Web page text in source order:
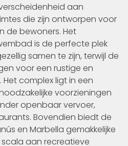
aan
die zijn ontworpen voor
de bewoners. Het
is de perfecte plek
samen te zijn, terwijl de
voor een rustige en
complex ligt in een
voorzieningen
openbaar vervoer,
Bovendien biedt de
en Marbella gemakkelijke
aan recreatieve